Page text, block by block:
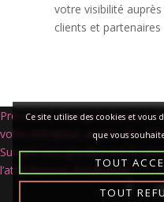
votre visibilité
clients et
Navigation
de
l’article
Précédent: Pourquoi choisir la
votre entreprise auprès des
Suivant: Vos goodies ont-ils
l’attachement émotionnel
Ce site utilise des cookies et vous
que vous
TOUT
TOUT